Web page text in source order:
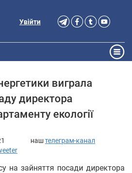
Увійти
виграла
директора
екології
наштелеграм-канал
на зайняття посади директора